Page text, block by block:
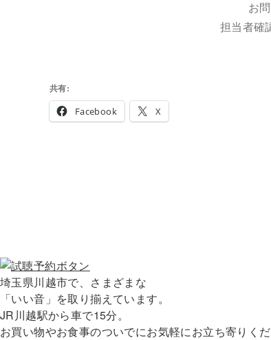
お
担当者確
共有:
Facebook
X
埼玉県川越市で、さまざまな
「いい音」を取り揃えています。
JR川越駅から車で15分。
お買い物やお食事のついでにお気軽にお立ち寄りくだ